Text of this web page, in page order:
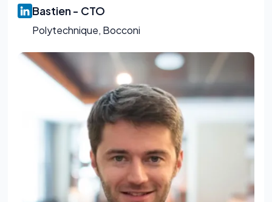
Bastien - CTO
Polytechnique, Bocconi